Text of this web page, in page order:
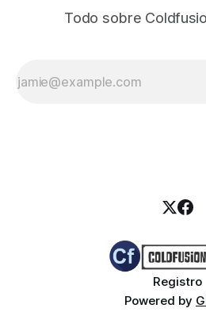
Todo sobre
Registro
Powered by